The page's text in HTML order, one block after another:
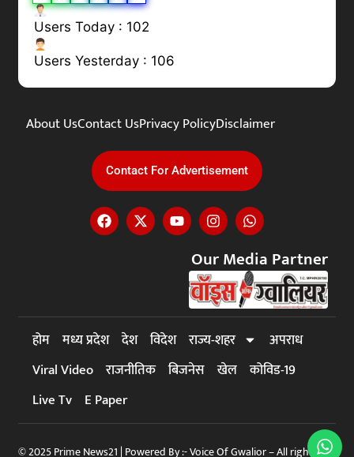
Users Today : 102
Users Yesterday : 106
About UsContact UsPrivacy PolicyDisclaimer
Contact For Advertisement
Our Media Partner
होम मध्य प्रदेश देश विदेश राज्य-शहर
अपराध
Viral Video राजनीतिक बिजनेस खेल कोविड-19
Live Tv
E Paper
© 2025 Prime News21 | Powered By :- Voice Of Gwalior – All rights